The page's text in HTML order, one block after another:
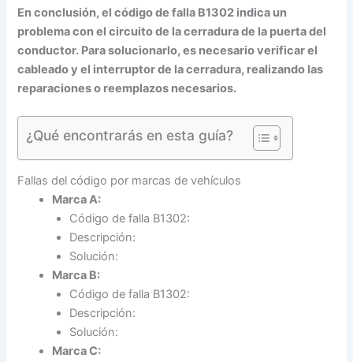
En conclusión, el código de falla B1302 indica un
problema con el circuito de la cerradura de la puerta del
conductor. Para solucionarlo, es necesario verificar el
cableado y el interruptor de la cerradura, realizando las
reparaciones o reemplazos necesarios.
¿Qué encontrarás en esta guía?
Fallas del código por marcas de vehículos
Marca A:
Código de falla B1302:
Descripción:
Solución:
Marca B:
Código de falla B1302:
Descripción:
Solución:
Marca C: